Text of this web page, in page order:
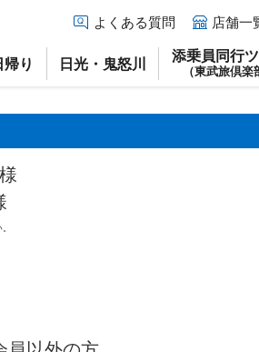
よくある質問 店舗一
帰り 日光・鬼怒川 添乗員同行
（東武旅倶楽